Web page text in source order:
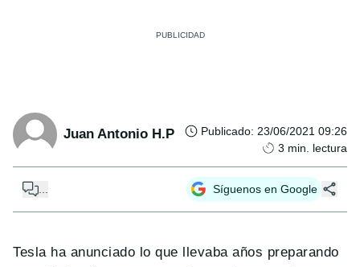
Juan Antonio H.P Publicado: 23/06/2021 09:26
3 min. lectura
Síguenos en Google
Tesla ha anunciado lo que llevaba años preparando